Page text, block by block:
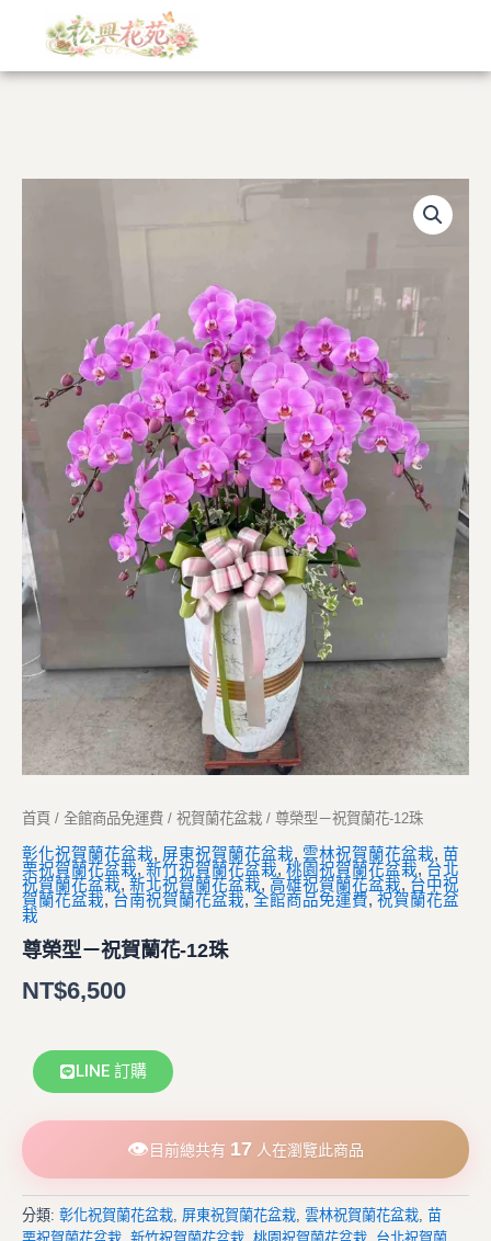
首頁 / 全館商品免運費 / 祝賀蘭花盆栽 / 尊榮型－祝賀蘭花-12珠
彰化祝賀蘭花盆栽, 屏東祝賀蘭花盆栽, 雲林祝賀蘭花盆栽, 苗
栗祝賀蘭花盆栽, 新竹祝賀蘭花盆栽, 桃園祝賀蘭花盆栽, 台北
祝賀蘭花盆栽, 新北祝賀蘭花盆栽, 高雄祝賀蘭花盆栽, 台中祝
賀蘭花盆栽, 台南祝賀蘭花盆栽, 全館商品免運費, 祝賀蘭花盆
栽
尊榮型－祝賀蘭花-12珠
NT$6,500
LINE 訂購
👁 目前總共有 17 人在瀏覽此商品
分類: 彰化祝賀蘭花盆栽 屏東祝賀蘭花盆栽 雲林祝賀蘭花盆栽 苗